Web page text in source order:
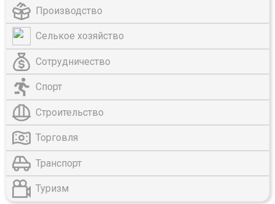
Производство
Селькое хозяйство
Сотрудничество
Спорт
Строительство
Торговля
Транспорт
Туризм